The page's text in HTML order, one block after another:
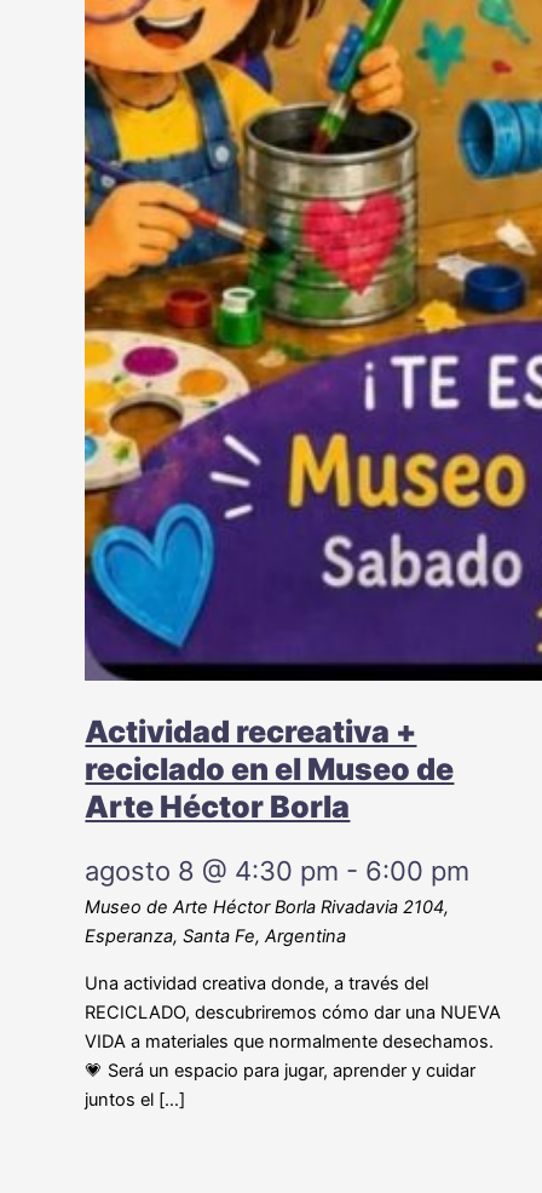
Actividad recreativa +
reciclado en el Museo de
Arte Héctor Borla
agosto 8 @ 4:30 pm - 6:00 pm
Museo de Arte Héctor BorlaRivadavia 2104,
Esperanza, Santa Fe, Argentina
Una actividad creativa donde, a través del
RECICLADO, descubriremos cómo dar una NUEVA
VIDA a materiales que normalmente desechamos.
💗 Será un espacio para jugar, aprender y cuidar
juntos el […]